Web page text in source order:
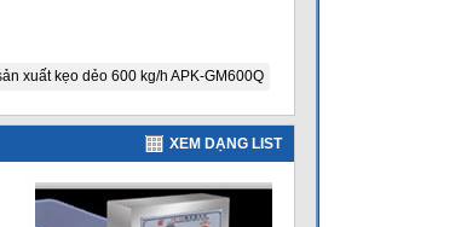
xuất kẹo dẻo 600 kg/h APK-GM600Q
XEM DẠNG LIST